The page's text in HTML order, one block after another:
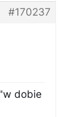
#170237
dobie